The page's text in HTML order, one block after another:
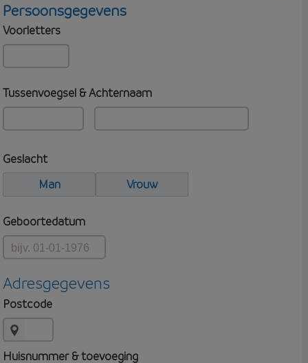
Persoonsgegevens
Voorletters
Tussenvoegsel & Achternaam
Geslacht
Man
Vrouw
Geboortedatum
Adresgegevens
Postcode
Huisnummer & toevoeging